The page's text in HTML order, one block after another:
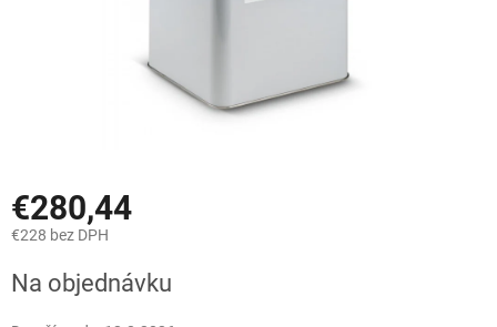
€280,44
€228 bez DPH
cena:
Na objednávku